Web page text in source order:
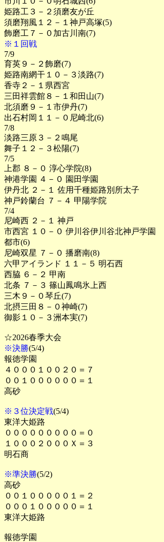
姫路工３－２須磨友が丘
須磨翔風１２－１神戸高塚(5)
飾磨工７－０加古川南(7)
※１回戦
7/9
育英９－２飾磨(7)
姫路南網干１０－３淡路(7)
香寺２－１県西宮
三田祥雲館８－１和田山(7)
北須磨９－１市伊丹(7)
出石村岡１１－０尼崎北(6)
7/8
淡路三原３－２鳴尾
舞子１２－３松陽(7)
7/5
上郡 ８－０ 淳心学院(8)
神港学園 ４－０ 園田学園
伊丹北 ２－１ 佐用千種姫路別所太子
神戸鈴蘭台 ７－４ 甲陽学院
7/4
尼崎西 ２－１ 神戸
市西宮 １０－０ 伊川谷伊川谷北神戸学園
都市(6)
尼崎双星 ７－０ 播磨南(8)
六甲アイランド １１－５ 明石西
西脇 ６－２ 甲南
北条 ７－３ 篠山鳳鳴氷上西
三木９－０琴丘(7)
北摂三田８－０神崎(7)
御影１０－３洲本実(7)
☆2026春季大会
※決勝(5/4)
報徳学園
４０００１００２０＝７
００１００００００＝１
高砂
※３位決定戦(5/4)
東洋大姫路
０００００００００＝０
１０００２０００Ｘ＝３
明石商
※準決勝(5/2)
高砂
００１０００００１＝２
０００１０００００＝１
東洋大姫路
報徳学園